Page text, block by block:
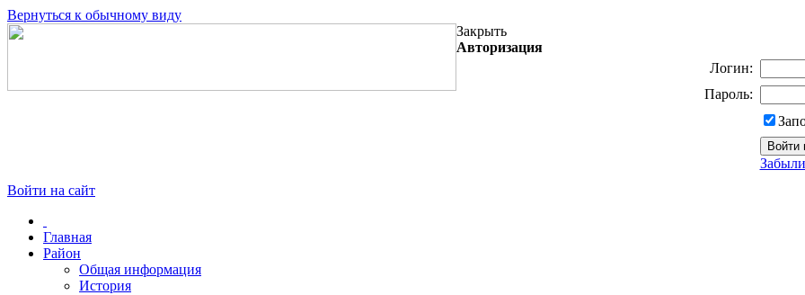
Вернуться к обычному виду
Закрыть
Авторизация
Логин:
Пароль:
Войти на сайт
Главная
Район
Общая информация
История